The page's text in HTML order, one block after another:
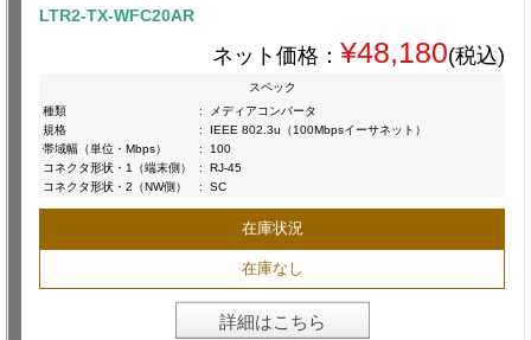
LTR2-TX-WFC20AR
ネット価格： ¥48,180(税込)
スペック
種類
:
メディアコンバータ
規格
:
IEEE 802.3u（100Mbpsイーサネット）
帯域幅（単位・Mbps）
:
100
コネクタ形状・1（端末側）
:
RJ-45
コネクタ形状・2（NW側）
: SC
在庫状況
在庫なし
詳細はこちら